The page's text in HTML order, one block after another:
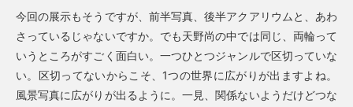
今回の展示もそうですが、前半写真、後半アクアリウムと、あわ
さっているじゃないですか。でも天野尚の中では同じ、両輪って
いうところがすごく面白い。一つひとつジャンルで区切っていな
い。区切ってないからこそ、1つの世界に広がりが出ますよね。
風景写真に広がりが出るように。一見、関係ないようだけどつな